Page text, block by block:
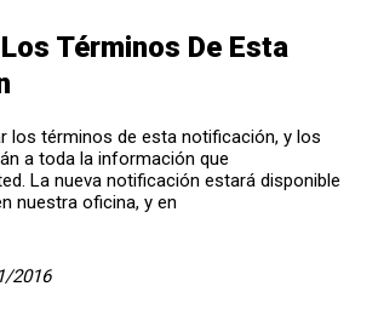
Términos De Esta
los términos de esta notificación, y los
a toda la información que
La nueva notificación estará disponible
nuestra oficina, y en
2016